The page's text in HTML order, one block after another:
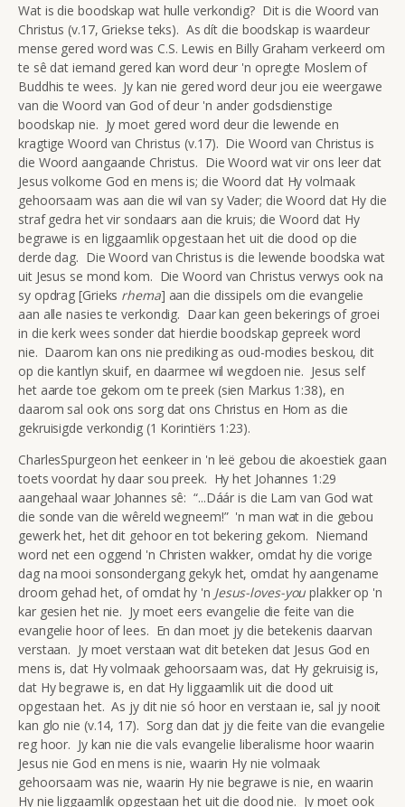
Wat is die boodskap wat hulle verkondig? Dit is die Woord van
Christus (v.17, Griekse teks). As dít die boodskap is waardeur
mense gered word was C.S. Lewis en Billy Graham verkeerd om
te sê dat iemand gered kan word deur 'n opregte Moslem of
Buddhis te wees. Jy kan nie gered word deur jou eie weergawe
van die Woord van God of deur 'n ander godsdienstige
boodskap nie. Jy moet gered word deur die lewende en
kragtige Woord van Christus (v.17). Die Woord van Christus is
die Woord aangaande Christus. Die Woord wat vir ons leer dat
Jesus volkome God en mens is; die Woord dat Hy volmaak
gehoorsaam was aan die wil van sy Vader; die Woord dat Hy die
straf gedra het vir sondaars aan die kruis; die Woord dat Hy
begrawe is en liggaamlik opgestaan het uit die dood op die
derde dag. Die Woord van Christus is die lewende boodska wat
uit Jesus se mond kom. Die Woord van Christus verwys ook na
sy opdrag [Grieks rhema] aan die dissipels om die evangelie
aan alle nasies te verkondig. Daar kan geen bekerings of groei
in die kerk wees sonder dat hierdie boodskap gepreek word
nie. Daarom kan ons nie prediking as oud-modies beskou, dit
op die kantlyn skuif, en daarmee wil wegdoen nie. Jesus self
het aarde toe gekom om te preek (sien Markus 1:38), en
daarom sal ook ons sorg dat ons Christus en Hom as die
gekruisigde verkondig (1 Korintiërs 1:23).
CharlesSpurgeon het eenkeer in 'n leë gebou die akoestiek gaan
toets voordat hy daar sou preek. Hy het Johannes 1:29
aangehaal waar Johannes sê: “...Dáár is die Lam van God wat
die sonde van die wêreld wegneem!” 'n man wat in die gebou
gewerk het, het dit gehoor en tot bekering gekom. Niemand
word net een oggend 'n Christen wakker, omdat hy die vorige
dag na mooi sonsondergang gekyk het, omdat hy aangename
droom gehad het, of omdat hy 'n Jesus-loves-you plakker op 'n
kar gesien het nie. Jy moet eers evangelie die feite van die
evangelie hoor of lees. En dan moet jy die betekenis daarvan
verstaan. Jy moet verstaan wat dit beteken dat Jesus God en
mens is, dat Hy volmaak gehoorsaam was, dat Hy gekruisig is,
dat Hy begrawe is, en dat Hy liggaamlik uit die dood uit
opgestaan het. As jy dit nie só hoor en verstaan ie, sal jy nooit
kan glo nie (v.14, 17). Sorg dan dat jy die feite van die evangelie
reg hoor. Jy kan nie die vals evangelie liberalisme hoor waarin
Jesus nie God en mens is nie, waarin Hy nie volmaak
gehoorsaam was nie, waarin Hy nie begrawe is nie, en waarin
Hy nie liggaamlik opgestaan het uit die dood nie. Jy moet ook